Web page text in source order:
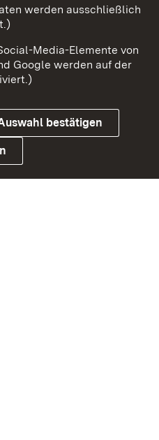
Barrierefreiheit
Cookies
werden ausschließlich
Media-Elemente von
Google werden auf der
bestätigen